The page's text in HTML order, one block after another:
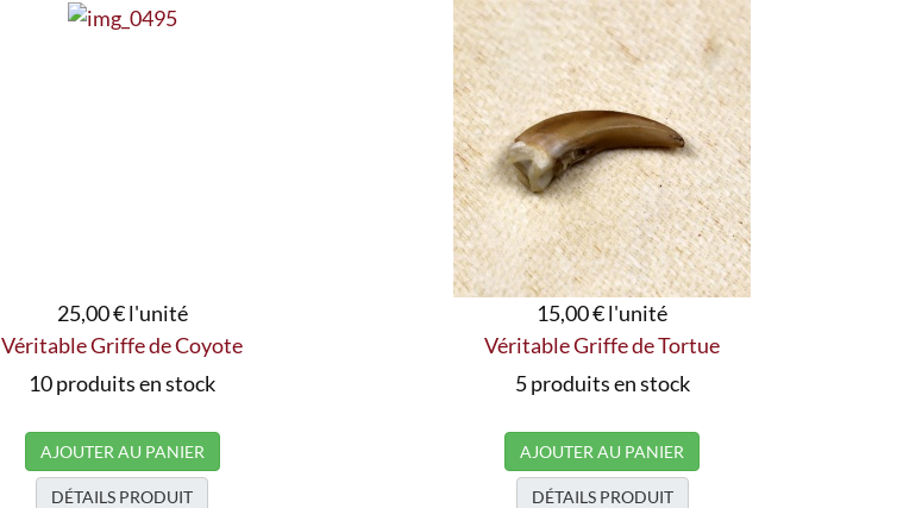
25,00 €l'unité
Véritable Griffe de Coyote
10 produits en stock
AJOUTER AU PANIER
DÉTAILS PRODUIT
15,00 €l'unité
Véritable Griffe de Tortue
5 produits en stock
AJOUTER AU PANIER
DÉTAILS PRODUIT